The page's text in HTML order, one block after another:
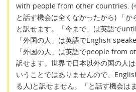
with people from other countries. (
と話す機会は全くなかったから) 「
と訳せます。「今まで」は英語で
「外国の人」は英語でEnglish
「外国の人」は英語でpeople from
訳せます。世界で日本以外の国の人
いうことではありませんので、
る人)と訳せません。「と話す機会は